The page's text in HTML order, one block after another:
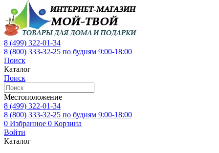
8 (499) 322-01-34
8 (800) 333-32-25 по будням 9:00-18:00
Поиск
Каталог
Поиск
Местоположение
8 (499) 322-01-34
8 (800) 333-32-25 по будням 9:00-18:00
0 Избранное 0 Корзина
Войти
Каталог